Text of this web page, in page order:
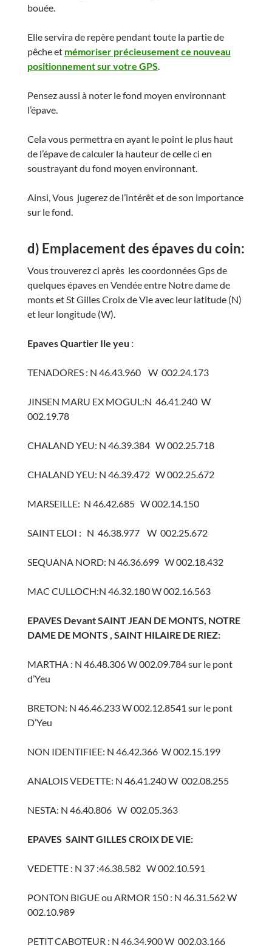
bouée.
Elle servira de repère pendant toute la partie de
pêche et mémoriser précieusement ce nouveau
positionnement sur votre GPS.
Pensez aussi à noter le fond moyen environnant
l’épave.
Cela vous permettra en ayant le point le plus haut
de l’épave de calculer la hauteur de celle ci en
soustrayant du fond moyen environnant.
Ainsi, Vous jugerez de l’intérêt et de son importance
sur le fond.
d) Emplacement des épaves du coin:
Vous trouverez ci après les coordonnées Gps de
quelques épaves en Vendée entre Notre dame de
monts et St Gilles Croix de Vie avec leur latitude (N)
et leur longitude (W).
Epaves Quartier Ile yeu :
TENADORES : N 46.43.960 W 002.24.173
JINSEN MARU EX MOGUL:N 46.41.240 W
002.19.78
CHALAND YEU: N 46.39.384 W 002.25.718
CHALAND YEU: N 46.39.472 W 002.25.672
MARSEILLE: N 46.42.685 W 002.14.150
SAINT ELOI : N 46.38.977 W 002.25.672
SEQUANA NORD: N 46.36.699 W 002.18.432
MAC CULLOCH:N 46.32.180 W 002.16.563
EPAVES Devant SAINT JEAN DE MONTS, NOTRE
DAME DE MONTS , SAINT HILAIRE DE RIEZ:
MARTHA : N 46.48.306 W 002.09.784 sur le pont
d’Yeu
BRETON: N 46.46.233 W 002.12.8541 sur le pont
D’Yeu
NON IDENTIFIEE: N 46.42.366 W 002.15.199
ANALOIS VEDETTE: N 46.41.240 W 002.08.255
NESTA: N 46.40.806 W 002.05.363
EPAVES SAINT GILLES CROIX DE VIE:
VEDETTE : N 37 :46.38.582 W 002.10.591
PONTON BIGUE ou ARMOR 150 : N 46.31.562 W
002.10.989
PETIT CABOTEUR : N 46.34.900 W 002.03.166